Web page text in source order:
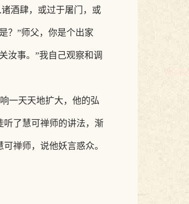
酒肆，或过于屠门，或
？ ”师父，你是个出家
汝事。 ”我自己观察和调
一天天地扩大，他的弘
听了慧可禅师的讲法，渐
禅师，说他妖言惑众。